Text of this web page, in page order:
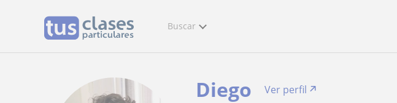
Buscar
Diego
Ver perfil